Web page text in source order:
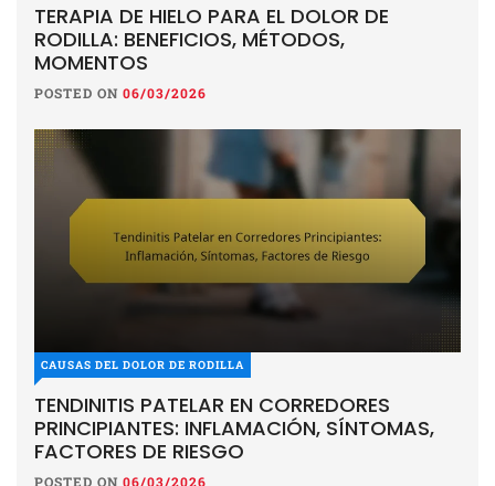
TERAPIA DE HIELO PARA EL DOLOR DE
RODILLA: BENEFICIOS, MÉTODOS,
MOMENTOS
POSTED ON 06/03/2026
CAUSAS DEL DOLOR DE RODILLA
TENDINITIS PATELAR EN CORREDORES
PRINCIPIANTES: INFLAMACIÓN, SÍNTOMAS,
FACTORES DE RIESGO
POSTED ON 06/03/2026